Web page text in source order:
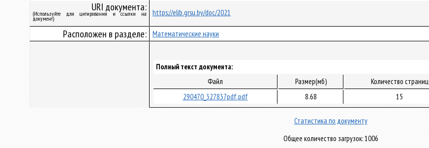
URI документа:
(Используйте для цитирования и ссылки на
документ)
https://elib.grsu.by/doc/2021
Расположен в разделе: Математические науки
Полный текст документа:
Файл
Размер(мб) Количество страниц
290470_327837pdf.pdf
8.68 15
Статистика по документу
Общее количество загрузок: 1006